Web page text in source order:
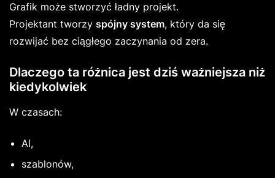
Grafik może stworzyć ładny projekt.
Projektant tworzy spójny system, który da się
rozwijać bez ciągłego zaczynania od zera.
Dlaczego ta różnica jest dziś ważniejsza niż
kiedykolwiek
W czasach:
AI,
szablonów,